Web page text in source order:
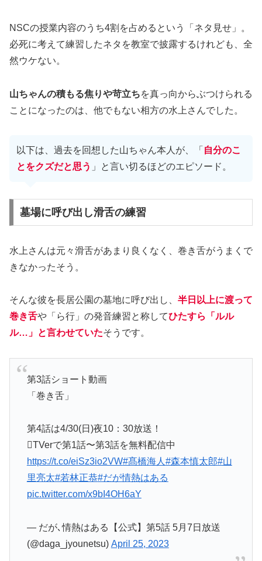
NSCの授業内容のうち4割を占めるという「ネタ見せ」。
必死に考えて練習したネタを教室で披露するけれども、全
然ウケない。
山ちゃんの積もる焦りや苛立ちを真っ向からぶつけられる
ことになったのは、他でもない相方の水上さんでした。
以下は、過去を回想した山ちゃん本人が、「 自分のこ
とをクズだと思う 」と言い切るほどのエピソード。
墓場に呼び出し滑舌の練習
水上さんは元々滑舌があまり良くなく、巻き舌がうまくで
きなかったそう。
そんな彼を長居公園の墓地に呼び出し、 半日以上に渡って
巻き舌や「ら行」の発音練習と称してひたすら「ルル
ル…」と言わせていたそうです。
第3話ショート動画
「巻き舌」
第4話は4/30(日)夜10：30放送！
️TVerで第1話〜第3話を無料配信中
https://t.co/eiSz3io2VW#髙橋海人 #森本慎太郎#山
里亮太#若林正恭#だが情熱はある
pic.twitter.com/x9bI4OH6aY
— だが､情熱はある【公式】第5話 5月7日放送
(@daga_jyounetsu) April 25, 2023